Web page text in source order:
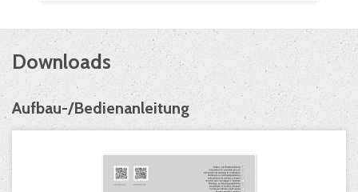
Downloads
Aufbau-/Bedienanleitung